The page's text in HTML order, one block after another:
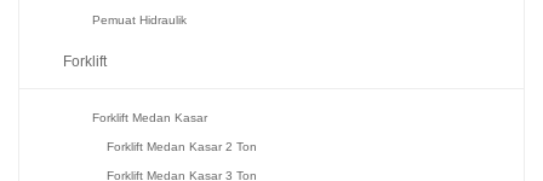
Pemuat Hidraulik
Forklift
Forklift Medan Kasar
Forklift Medan Kasar 2 Ton
Forklift Medan Kasar 3 Ton